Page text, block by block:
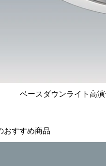
ベースダウンライト高
おすすめ商品